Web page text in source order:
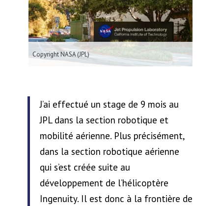
Copyright NASA (JPL)
J’ai effectué un stage de 9 mois au
JPL dans la section robotique et
mobilité aérienne. Plus précisément,
dans la section robotique aérienne
qui s’est créée suite au
développement de l’hélicoptère
Ingenuity. Il est donc à la frontière de